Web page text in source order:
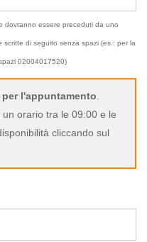
dovranno essere preceduti da uno
di seguito senza spazi (es.: per la
02004017520)
l'appuntamento
orario tra le 09:00 e le
cliccando sul